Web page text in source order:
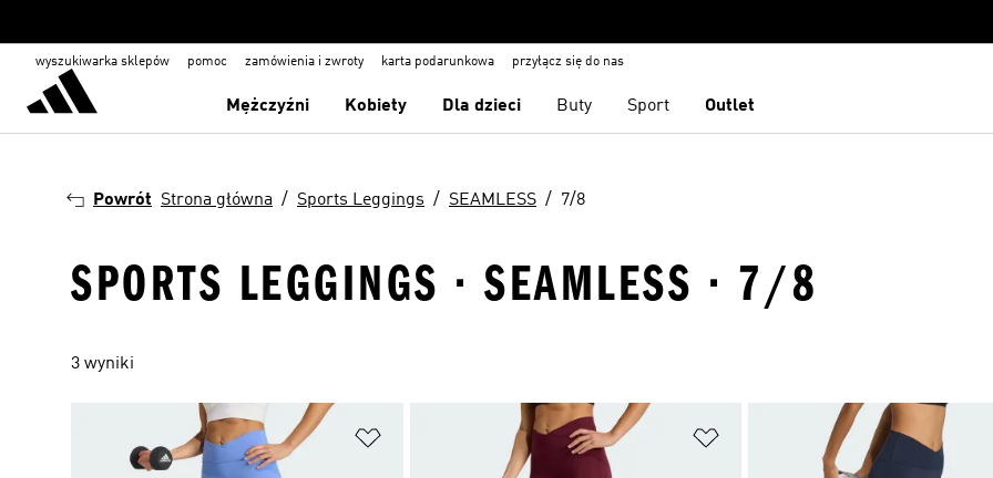
wyszukiwarka sklepów pomoc zamówienia i zwroty karta podarunkowa przyłącz się do nas
Mężczyźni Kobiety Dla dzieci Buty Sport Outlet
Powrót Strona główna Sports Leggings SEAMLESS 7/8
SPORTS LEGGINGS · SEAMLESS · 7/8
3 wyniki
Dodaj do listy życzeń Dodaj do listy życzeń